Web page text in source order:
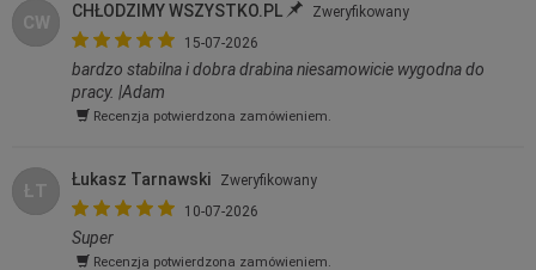
CW
CHŁODZIMY WSZYSTKO.PL
Zweryfikowany
15-07-2026
bardzo stabilna i dobra drabina niesamowicie wygodna do
pracy. |Adam
Recenzja potwierdzona zamówieniem.
ŁT
Łukasz Tarnawski
Zweryfikowany
10-07-2026
Super
Recenzja potwierdzona zamówieniem.